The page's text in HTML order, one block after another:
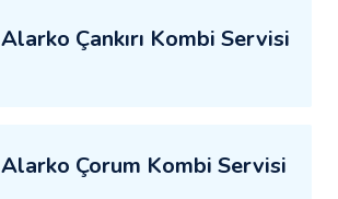
Alarko Çankırı Kombi Servisi
Alarko Çorum Kombi Servisi